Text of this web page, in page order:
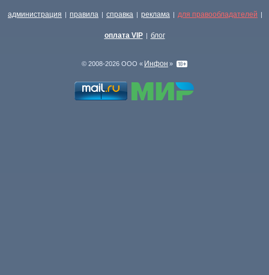
администрация | правила | справка | реклама | для правообладателей |
оплата VIP | блог
© 2008-2026 ООО « Инфон »